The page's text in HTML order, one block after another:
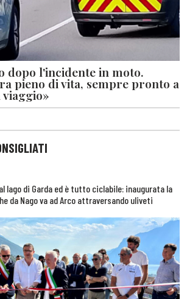
dopo l'incidente in moto.
pieno di vita, sempre pronto a
lago di Garda ed è tutto ciclabile: inaugurata la
da Nago va ad Arco attraversando uliveti